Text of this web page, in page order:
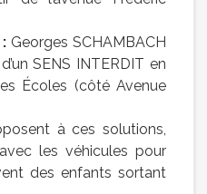
Georges SCHAMBACH
SENS INTERDIT en
Écoles (côté Avenue
à ces solutions,
les véhicules pour
des enfants sortant